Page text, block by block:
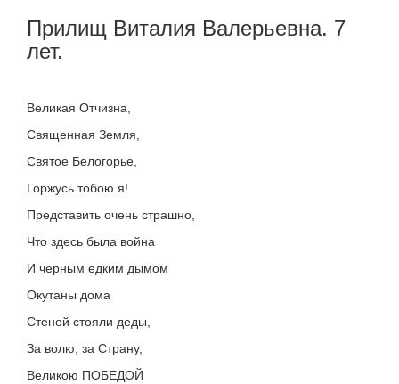
Прилищ Виталия Валерьевна. 7
лет.
Великая Отчизна,
Священная Земля,
Святое Белогорье,
Горжусь тобою я!
Представить очень страшно,
Что здесь была война
И черным едким дымом
Окутаны дома
Стеной стояли деды,
За волю, за Страну,
Великою ПОБЕДОЙ